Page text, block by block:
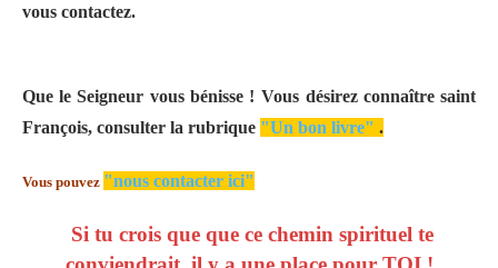
vous contactez.
Que le Seigneur vous bénisse ! Vous désirez connaître saint
François, consulter la rubrique "Un bon livre" .
Vous pouvez "nous contacter ici"
Si tu crois que que ce chemin spirituel te